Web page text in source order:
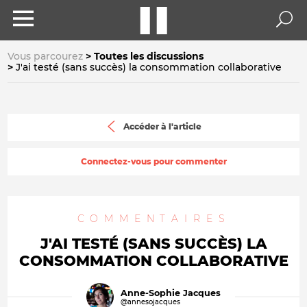
Vous parcourez
Toutes les discussions
J'ai testé (sans succès) la consommation collaborative
Accéder à l'article
Connectez-vous pour commenter
COMMENTAIRES
J'AI TESTÉ (SANS SUCCÈS) LA
CONSOMMATION COLLABORATIVE
Anne-Sophie Jacques
@annesojacques